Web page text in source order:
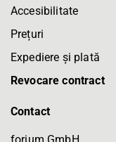
Accesibilitate
Prețuri
Expediere și plată
Revocare contract
Contact